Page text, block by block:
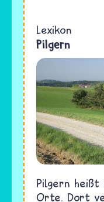
Lexikon
Pilgern
Pilgern heißt
Orte. Dort